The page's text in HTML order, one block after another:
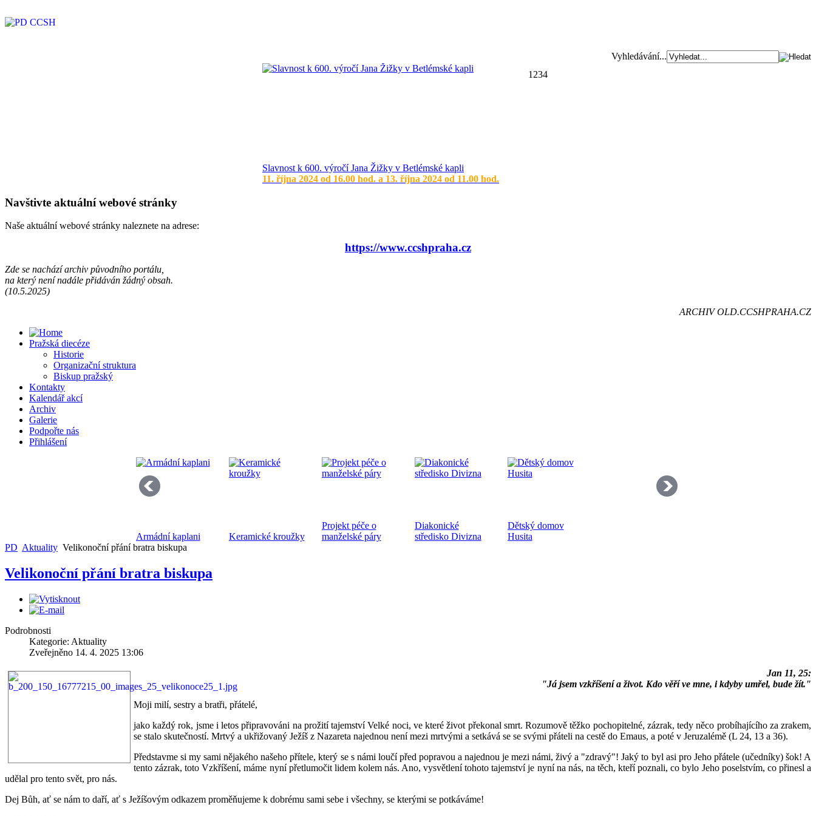
Vyhledávání...
Slavnost k 600. výročí Jana Žižky v Betlémské kapli
11. října 2024 od 16.00 hod. a 13. října 2024 od 11.00 hod.
Bohoslužba ke dni válečných veteránů 10.11.2024
K ukončení 1. sv. války a k 83. výročí úmrtí bratra Jana Opletala
1 234
Navštivte aktuální webové stránky
Naše aktuální webové stránky naleznete na adrese:
https://www.ccshpraha.cz
Zde se nachází archiv původního portálu,
na který není nadále přidáván žádný obsah.
(10.5.2025)
ARCHIV OLD.CCSHPRAHA.CZ
Pražská diecéze
Historie
Organizační struktura
Biskup pražský
Kontakty
Kalendář akcí
Archiv
Galerie
Podpořte nás
Přihlášení
Armádní kaplani Keramické kroužky
Projekt péče o
manželské páry
Diakonické
středisko Divizna
Dětský domov
Husita
času Hláska
Nízkoprahový klub
PD Aktuality Velikonoční přání bratra biskupa
Velikonoční přání bratra biskupa
Podrobnosti
Kategorie: Aktuality
Zveřejněno 14. 4. 2025 13:06
Jan 11, 25:
"Já jsem vzkříšení a život. Kdo věří ve mne, i kdyby umřel, bude žít."
Moji milí, sestry a bratři, přátelé,
jako každý rok, jsme i letos připravováni na prožití tajemství Velké noci, ve které život překonal smrt. Rozumově těžko pochopitelné, zázrak, tedy něco probíhajícího za zrakem,
se stalo skutečností. Mrtvý a ukřižovaný Ježíš z Nazareta najednou není mezi mrtvými a setkává se se svými přáteli na cestě do Emaus, a poté v Jeruzalémě (L 24, 13 a 36).
Představme si my sami nějakého našeho přítele, který se s námi loučí před popravou a najednou je mezi námi, živý a "zdravý"! Jaký to byl asi pro Jeho přátele (učedníky) šok! A
tento zázrak, toto Vzkříšení, máme nyní přetlumočit lidem kolem nás. Ano, vysvětlení tohoto tajemství je nyní na nás, na těch, kteří poznali, co bylo Jeho poselstvím, co přinesl a
udělal pro tento svět, pro nás.
Dej Bůh, ať se nám to daří, ať s Ježíšovým odkazem proměňujeme k dobrému sami sebe i všechny, se kterými se potkáváme!